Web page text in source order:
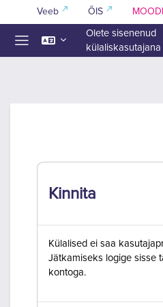
Jäta vahele peasisuni
Veeb ÕIS
Olete sisenenud
külaliskasutajana
Kinnita
Külalised ei saa
Jätkamiseks logige sisse
kontoga.